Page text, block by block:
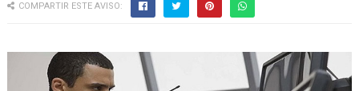
COMPARTIR ESTE AVISO: